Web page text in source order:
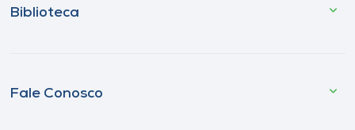
Biblioteca
Fale Conosco